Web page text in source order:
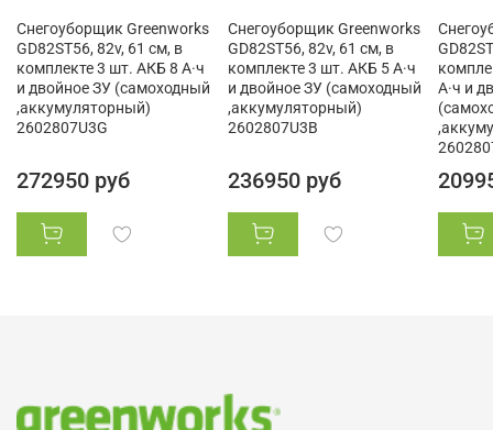
Снегоуборщик Greenworks
GD82ST56, 82v, 61 см, в
комплекте 3 шт. АКБ 8 А·ч
и двойное ЗУ (самоходный
,аккумуляторный)
2602807U3G
272950 руб
Снегоуборщик Greenworks
GD82ST56, 82v, 61 см, в
комплекте 3 шт. АКБ 5 А·ч
и двойное ЗУ (самоходный
,аккумуляторный)
2602807U3B
236950 руб
А·ч и